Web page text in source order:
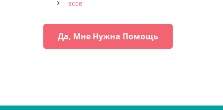
эссе
Да, Мне Нужна Помощь